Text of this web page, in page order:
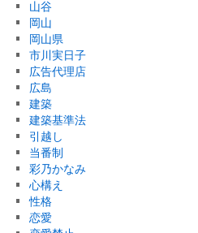
山谷
岡山
岡山県
市川実日子
広告代理店
広島
建築
建築基準法
引越し
当番制
彩乃かなみ
心構え
性格
恋愛